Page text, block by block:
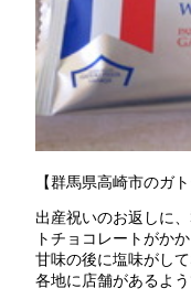
【群馬県高崎市のガ
出産祝いのお返しに
トチョコレートがかか
甘味の後に塩味がし
各地に店舗があるよう